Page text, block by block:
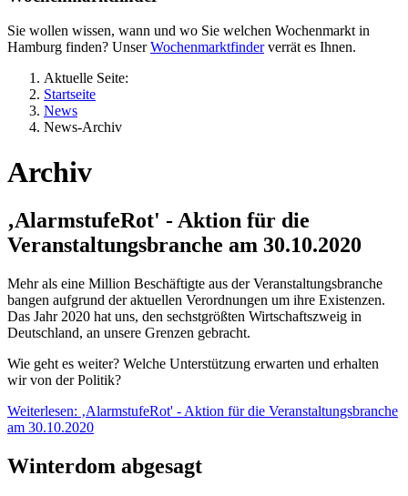
Sie wollen wissen, wann und wo Sie welchen Wochenmarkt in
Hamburg finden? UnserWochenmarktfinderverrät es Ihnen.
Aktuelle Seite:
Startseite
News
News-Archiv
Archiv
‚AlarmstufeRot' - Aktion für die
Veranstaltungsbranche am 30.10.2020
Mehr als eine Million Beschäftigte aus der Veranstaltungsbranche
bangen aufgrund der aktuellen Verordnungen um ihre Existenzen.
Das Jahr 2020 hat uns, den sechstgrößten Wirtschaftszweig in
Deutschland, an unsere Grenzen gebracht.
Wie geht es weiter? Welche Unterstützung erwarten und erhalten
wir von der Politik?
Weiterlesen: ‚AlarmstufeRot' - Aktion für die Veranstaltungsbranche
am 30.10.2020
Winterdom abgesagt